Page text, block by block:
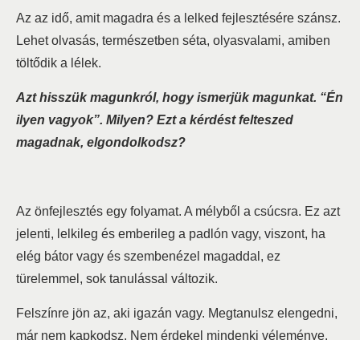
Az az idő, amit magadra és a lelked fejlesztésére szánsz.
Lehet olvasás, természetben séta, olyasvalami, amiben
töltődik a lélek.
Azt hisszük magunkról, hogy ismerjük magunkat. “Én
ilyen vagyok”. Milyen? Ezt a kérdést felteszed
magadnak, elgondolkodsz?
Az önfejlesztés egy folyamat. A mélyből a csúcsra. Ez azt
jelenti, lelkileg és emberileg a padlón vagy, viszont, ha
elég bátor vagy és szembenézel magaddal, ez
türelemmel, sok tanulással változik.
Felszínre jön az, aki igazán vagy. Megtanulsz elengedni,
már nem kapkodsz. Nem érdekel mindenki véleménye.